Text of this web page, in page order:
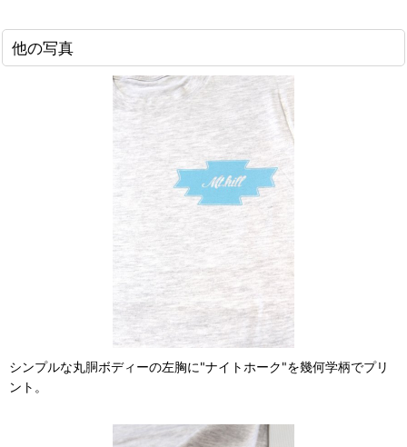
他の写真
シンプルな丸胴ボディーの左胸に"ナイトホーク"を幾何学柄でプリ
ント。